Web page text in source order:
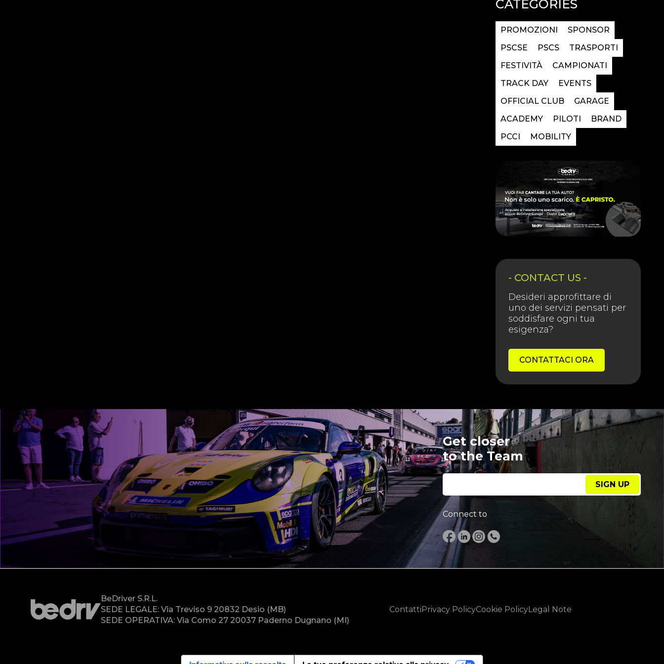
CATEGORIES
PROMOZIONI
SPONSOR
PSCSE
PSCS
TRASPORTI
FESTIVITÀ
CAMPIONATI
TRACK DAY
EVENTS
OFFICIAL CLUB
GARAGE
ACADEMY
PILOTI
BRAND
PCCI
MOBILITY
- CONTACT US -
Desideri approfittare di
uno dei servizi pensati per
soddisfare ogni tua
esigenza?
CONTATTACI ORA
Get closer
to the Team
SIGN UP
Connect to
BeDriver S.r.l.
SEDE LEGALE: Via Treviso 9 20832 Desio (MB)
SEDE OPERATIVA: Via Como 27 20037 Paderno Dugnano (MI)
ContattiPrivacy PolicyCookie PolicyLegal Note